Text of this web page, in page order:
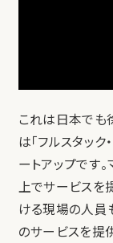
これは日本でも
は「フルスタッ
ートアップです
上でサービスを
ける現場の人
のサービスを提